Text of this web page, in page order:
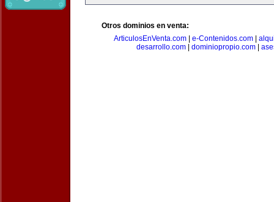
Otros dominios en venta:
ArticulosEnVenta.com| e-Contenidos.com|
desarrollo.com| dominiopropio.com|